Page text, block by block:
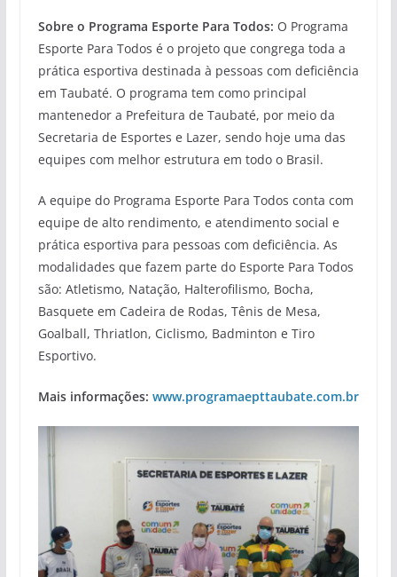
Sobre o Programa Esporte Para Todos: O Programa
Esporte Para Todos é o projeto que congrega toda a
prática esportiva destinada à pessoas com deficiência
em Taubaté. O programa tem como principal
mantenedor a Prefeitura de Taubaté, por meio da
Secretaria de Esportes e Lazer, sendo hoje uma das
equipes com melhor estrutura em todo o Brasil.
A equipe do Programa Esporte Para Todos conta com
equipe de alto rendimento, e atendimento social e
prática esportiva para pessoas com deficiência. As
modalidades que fazem parte do Esporte Para Todos
são: Atletismo, Natação, Halterofilismo, Bocha,
Basquete em Cadeira de Rodas, Tênis de Mesa,
Goalball, Thriatlon, Ciclismo, Badminton e Tiro
Esportivo.
Mais informações: www.programaepttaubate.com.br